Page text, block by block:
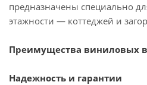
предназначены специально
этажности — коттеджей и
Преимущества виниловых
Надежность и гарантии